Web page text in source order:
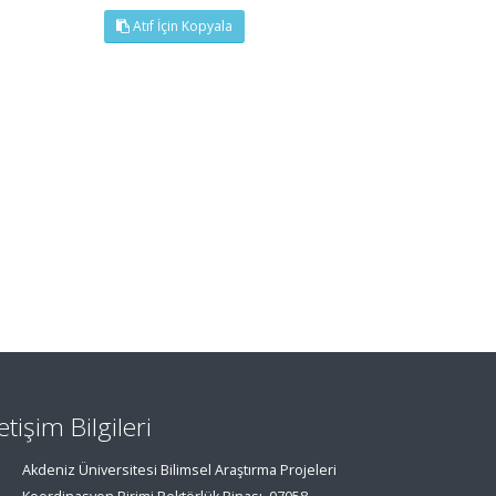
Atıf İçin Kopyala
Bilgileri
Akdeniz Üniversitesi Bilimsel Araştırma Projeleri